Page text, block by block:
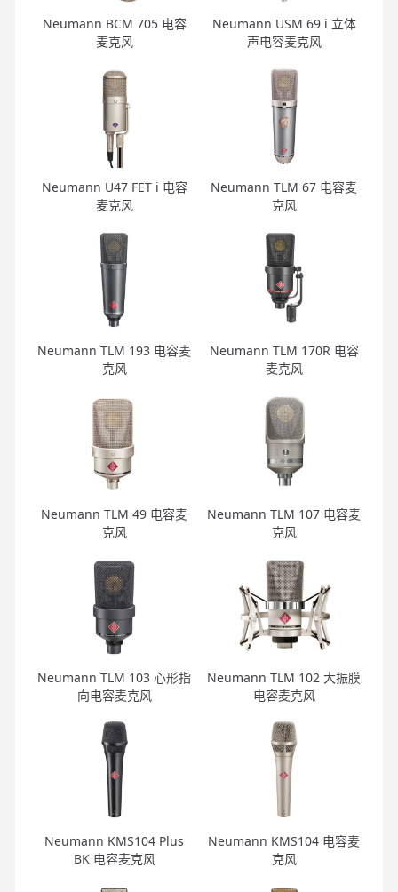
Neumann BCM 705 电容
麦克风
Neumann USM 69 i 立体
声电容麦克风
Neumann U47 FET i 电容
麦克风
Neumann TLM 67 电容麦
克风
Neumann TLM 193 电容麦
克风
Neumann TLM 170R 电容
麦克风
Neumann TLM 49 电容麦
克风
Neumann TLM 107 电容麦
克风
Neumann TLM 103 心形指
向电容麦克风
Neumann TLM 102 大振膜
电容麦克风
Neumann KMS104 Plus
BK 电容麦克风
Neumann KMS104 电容麦
克风